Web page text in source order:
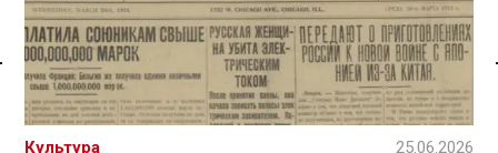
Спасылка без VPN
Культура 25.06.2026